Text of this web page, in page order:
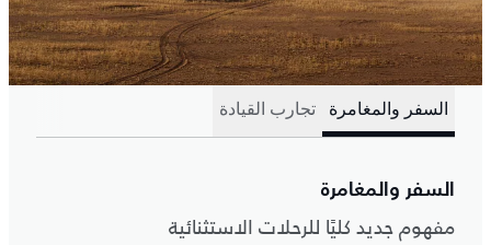
السفر والمغامرة تجارب القيادة
السفر والمغامرة
مفهوم جديد كليًا للرحلات الاستثنائية